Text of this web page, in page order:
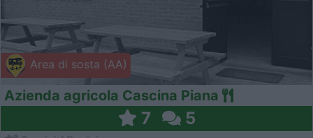
Area di sosta (AA)
Azienda agricola Cascina Piana
7 5